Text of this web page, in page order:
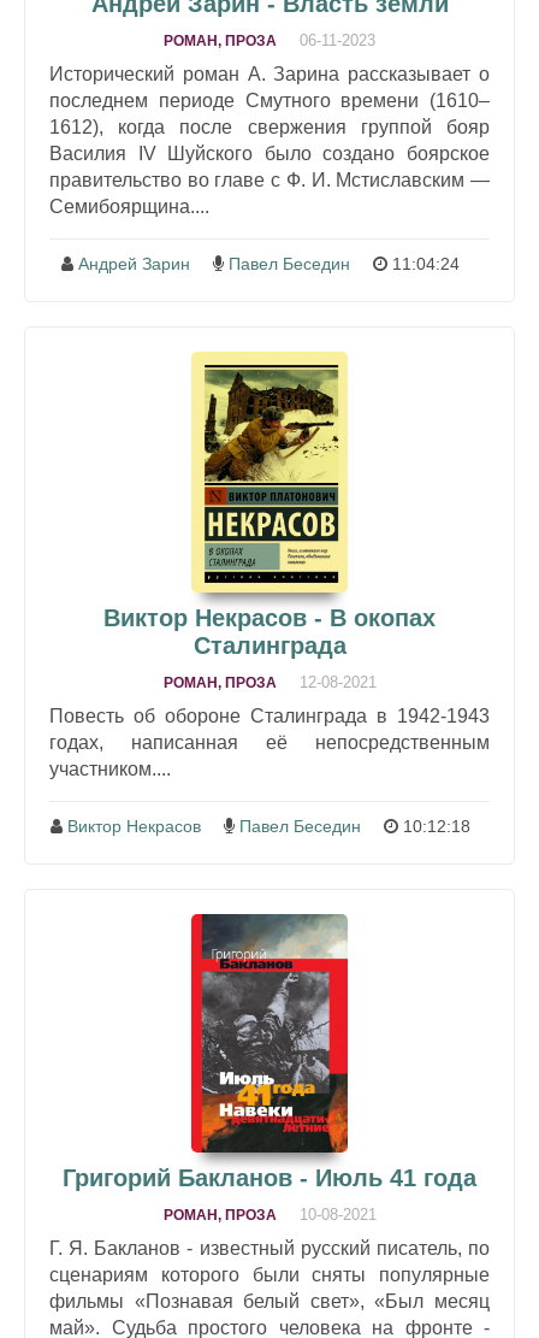
РОМАН, ПРОЗА 06-11-2023
Исторический роман А. Зарина рассказывает о
последнем периоде Смутного времени (1610–
1612), когда после свержения группой бояр
Василия IV Шуйского было создано боярское
правительство во главе с Ф. И. Мстиславским —
Семибоярщина....
Андрей Зарин Павел Беседин 11:04:24
Виктор Некрасов - В окопах
Сталинграда
РОМАН, ПРОЗА 12-08-2021
Повесть об обороне Сталинграда в 1942-1943
годах, написанная её непосредственным
участником....
Виктор Некрасов Павел Беседин 10:12:18
Григорий Бакланов - Июль 41 года
РОМАН, ПРОЗА 10-08-2021
Г. Я. Бакланов - известный русский писатель, по
сценариям которого были сняты популярные
фильмы «Познавая белый свет», «Был месяц
май». Судьба простого человека на фронте -